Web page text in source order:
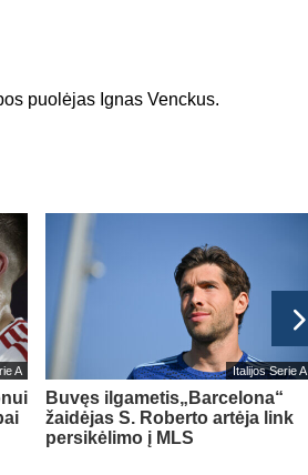
puolėjas Ignas Venckus.
A Italijos Serie A
Buvęs ilgametis„Barcelona“
žaidėjas S. Roberto artėja link
persikėlimo į MLS